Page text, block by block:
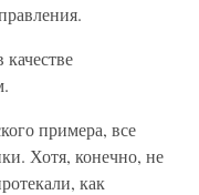
примера, все
Хотя, конечно, не
как